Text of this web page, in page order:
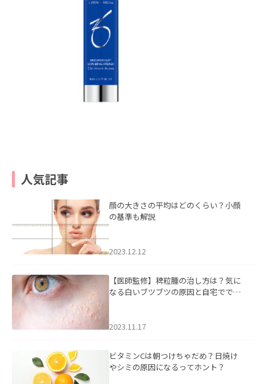
人気記事
顔の大きさの平均はどのくらい？小顔
の基準も解説
2023.12.12
【医師監修】稗粒腫の治し方は？気に
なる白いブツブツの原因と自宅ででき
2023.11.17
ビタミンCは朝つけちゃだめ？日焼け
やシミの原因になるってホント？